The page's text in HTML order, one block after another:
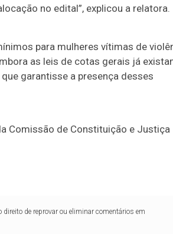
no edital”, explicou a relatora.
para mulheres vítimas de
as leis de cotas gerais já
garantisse a presença desses
Comissão de Constituição e Justiça
de reprovar ou eliminar comentários em